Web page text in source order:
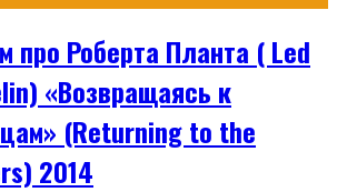
про Роберта Планта ( Led
«Возвращаясь к
(Returning to the
2014